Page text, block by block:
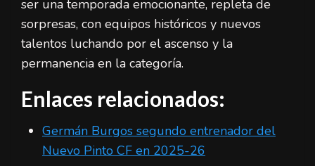
ser una temporada emocionante, repleta de
sorpresas, con equipos históricos y nuevos
talentos luchando por el ascenso y la
permanencia en la categoría.
Enlaces relacionados:
Germán Burgos segundo entrenador del
Nuevo Pinto CF en 2025-26